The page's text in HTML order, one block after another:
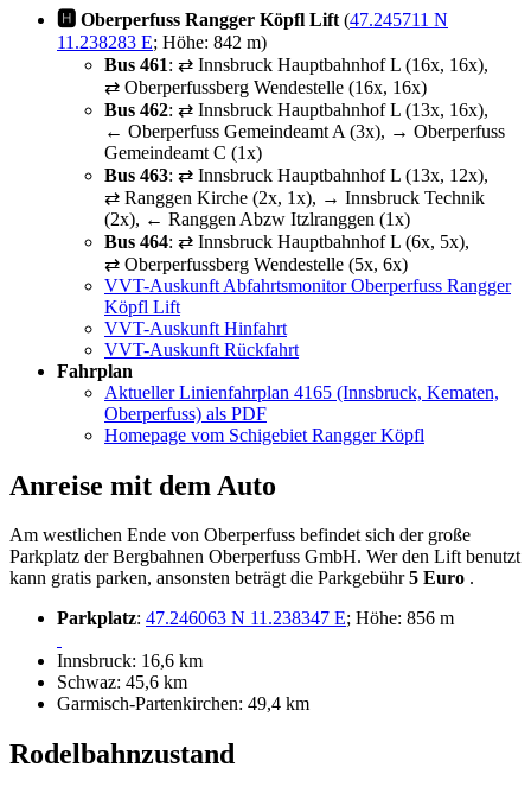
🅷 Oberperfuss Rangger Köpfl Lift (47.245711 N
11.238283 E; Höhe: 842 m)
Bus 461: ⇄ Innsbruck Hauptbahnhof L (16x, 16x),
⇄ Oberperfussberg Wendestelle (16x, 16x)
Bus 462: ⇄ Innsbruck Hauptbahnhof L (13x, 16x),
← Oberperfuss Gemeindeamt A (3x), → Oberperfuss
Gemeindeamt C (1x)
Bus 463: ⇄ Innsbruck Hauptbahnhof L (13x, 12x),
⇄ Ranggen Kirche (2x, 1x), → Innsbruck Technik
(2x), ← Ranggen Abzw Itzlranggen (1x)
Bus 464: ⇄ Innsbruck Hauptbahnhof L (6x, 5x),
⇄ Oberperfussberg Wendestelle (5x, 6x)
VVT-Auskunft Abfahrtsmonitor Oberperfuss Rangger
Köpfl Lift
VVT-Auskunft Hinfahrt
VVT-Auskunft Rückfahrt
Fahrplan
Aktueller Linienfahrplan 4165 (Innsbruck, Kematen,
Oberperfuss) als PDF
Homepage vom Schigebiet Rangger Köpfl
Anreise mit dem Auto
Am westlichen Ende von Oberperfuss befindet sich der große
Parkplatz der Bergbahnen Oberperfuss GmbH. Wer den Lift benutzt
kann gratis parken, ansonsten beträgt die Parkgebühr5 Euro .
Parkplatz: 47.246063 N 11.238347 E; Höhe: 856 m
Innsbruck: 16,6 km
Schwaz: 45,6 km
Garmisch-Partenkirchen: 49,4 km
Rodelbahnzustand